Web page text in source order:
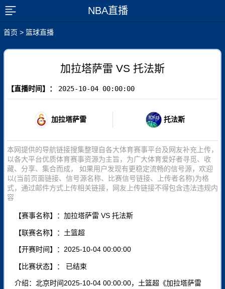
NBA直播
首页 > 篮球直播
加拉塔萨雷 VS 托法斯
【直播时间】： 2025-10-04 00:00:00
加拉塔萨雷 托法斯
本网提供的导航链接搜集整理自各大体育赛事平台及网友补充上传，
以各大平台优质体育赛事资源为主旨，为广大体育爱好者寻觅、收
藏、分享、集合而成， 如果用户发现有更稳定流畅的信号源，欢迎
以(当前页面链接、信号源名称、比赛信号链接、上传者名称)为格
式，通过邮件方式上传相关链接，网友上传链接不得包含违法违规内
容
【赛事名称】：加拉塔萨雷 VS 托法斯
【联赛名称】：土篮超
【开赛时间】：2025-10-04 00:00:00
【比赛状态】： 已结束
介绍：北京时间2025-10-04 00:00:00，土篮超《加拉塔萨雷